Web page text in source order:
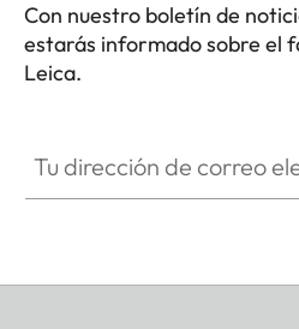
Con nuestro boletín de
estarás informado sobre el
Leica.